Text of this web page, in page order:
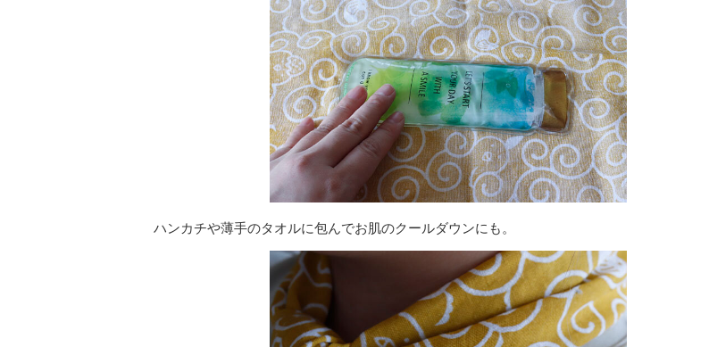
ハンカチや薄手のタオルに包んでお肌のクールダウンにも。